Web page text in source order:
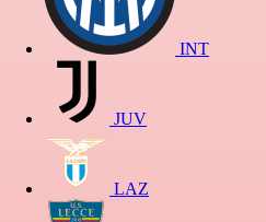
INT
JUV
LAZ